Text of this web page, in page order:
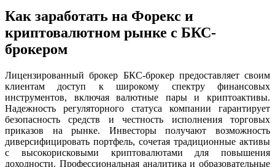
Как заработать на Форекс и
криптовалютном рынке с БКС-
брокером
Лицензированный брокер БКС-брокер предоставляет своим
клиентам доступ к широкому спектру финансовых
инструментов, включая валютные пары и криптоактивы.
Надежность регуляторного статуса компании гарантирует
безопасность средств и честность исполнения торговых
приказов на рынке. Инвесторы получают возможность
диверсифицировать портфель, сочетая традиционные активы
с высокорисковыми криптовалютами для повышения
доходности. Профессиональная аналитика и образовательные